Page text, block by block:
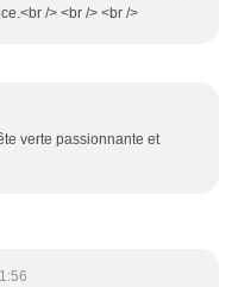
/> <br /> <br />
verte passionnante et